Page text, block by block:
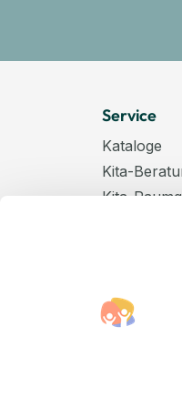
Service
Kataloge
Kita-
Kita-
Hinweise